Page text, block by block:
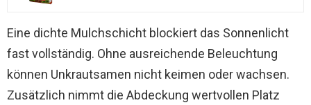
Eine dichte Mulchschicht blockiert das Sonnenlicht
fast vollständig. Ohne ausreichende Beleuchtung
können Unkrautsamen nicht keimen oder wachsen.
Zusätzlich nimmt die Abdeckung wertvollen Platz